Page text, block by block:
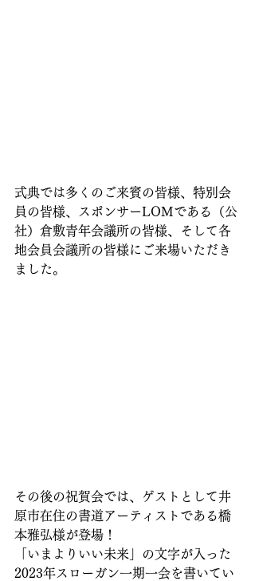
式典では多くのご来賓の皆様、特別会
員の皆様、スポンサーLOMである（公
社）倉敷青年会議所の皆様、そして各
地会員会議所の皆様にご来場いただき
ました。
その後の祝賀会では、ゲストとして井
原市在住の書道アーティストである橋
本雅弘様が登場！
「いまよりいい未来」の文字が入った
2023年スローガン一期一会を書いてい